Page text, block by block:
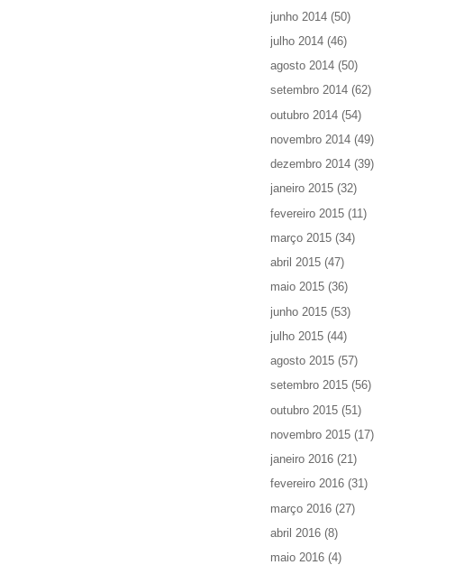
junho 2014 (50)
julho 2014 (46)
agosto 2014 (50)
setembro 2014 (62)
outubro 2014 (54)
novembro 2014 (49)
dezembro 2014 (39)
janeiro 2015 (32)
fevereiro 2015 (11)
março 2015 (34)
abril 2015 (47)
maio 2015 (36)
junho 2015 (53)
julho 2015 (44)
agosto 2015 (57)
setembro 2015 (56)
outubro 2015 (51)
novembro 2015 (17)
janeiro 2016 (21)
fevereiro 2016 (31)
março 2016 (27)
abril 2016 (8)
maio 2016 (4)